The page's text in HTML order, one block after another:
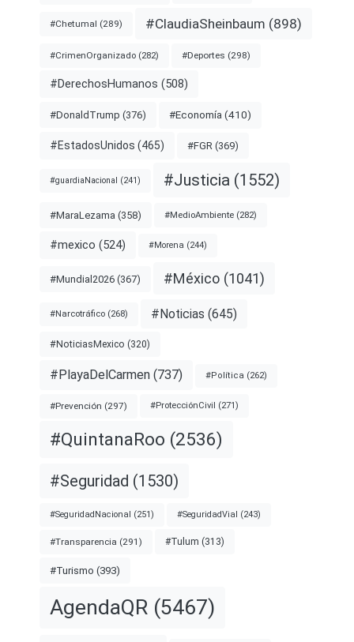
#Chetumal (289) #ClaudiaSheinbaum (898)
#CrimenOrganizado (282) #Deportes (298)
#DerechosHumanos (508)
#DonaldTrump (376) #Economía (410)
#EstadosUnidos (465) #FGR (369)
#guardiaNacional (241) #Justicia (1552)
#MaraLezama (358) #MedioAmbiente (282)
#mexico (524) #Morena (244)
#Mundial2026 (367) #México (1041)
#Narcotráfico (268) #Noticias (645)
#NoticiasMexico (320)
#PlayaDelCarmen (737) #Política (262)
#Prevención (297) #ProtecciónCivil (271)
#QuintanaRoo (2536)
#Seguridad (1530)
#SeguridadNacional (251) #SeguridadVial (243)
#Transparencia (291) #Tulum (313)
#Turismo (393)
AgendaQR (5467)